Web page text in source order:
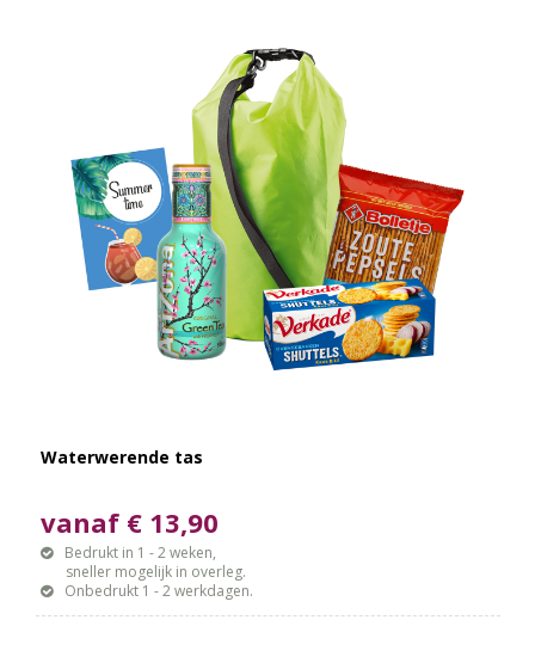
Waterwerende tas
vanaf € 13,90
Bedrukt in 1 - 2 weken,
sneller mogelijk in overleg.
Onbedrukt 1 - 2 werkdagen.